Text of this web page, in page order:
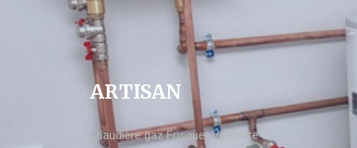
ARTISAN
chaudière gaz Frisquet Villepinte